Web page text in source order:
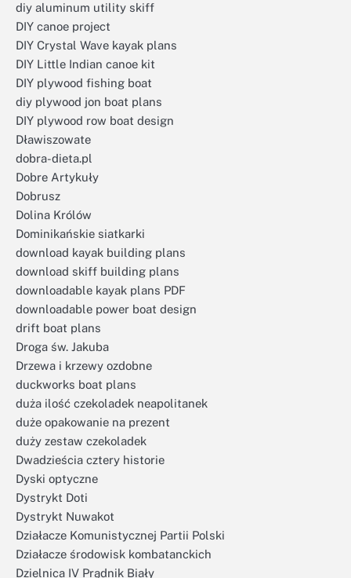
diy aluminum utility skiff
DIY canoe project
DIY Crystal Wave kayak plans
DIY Little Indian canoe kit
DIY plywood fishing boat
diy plywood jon boat plans
DIY plywood row boat design
Dławiszowate
dobra-dieta.pl
Dobre Artykuły
Dobrusz
Dolina Królów
Dominikańskie siatkarki
download kayak building plans
download skiff building plans
downloadable kayak plans PDF
downloadable power boat design
drift boat plans
Droga św. Jakuba
Drzewa i krzewy ozdobne
duckworks boat plans
duża ilość czekoladek neapolitanek
duże opakowanie na prezent
duży zestaw czekoladek
Dwadzieścia cztery historie
Dyski optyczne
Dystrykt Doti
Dystrykt Nuwakot
Działacze Komunistycznej Partii Polski
Działacze środowisk kombatanckich
Dzielnica IV Prądnik Biały